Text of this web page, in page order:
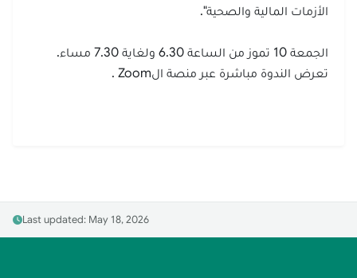
الأزمات المالية والصحية".
الجمعة 10 تموز من الساعة 6.30 ولغاية 7.30 مساء.
تعرض الندوة مباشرة عبر منصة الZoom .
Last updated: May 18, 2026